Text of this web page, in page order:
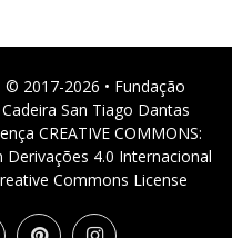
2017-2026 • Fundação
San Tiago Dantas
CREATIVE COMMONS:
4.0 Internacional
Commons License